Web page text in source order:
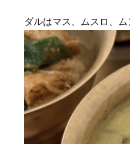
ダルはマス、ムスロ、